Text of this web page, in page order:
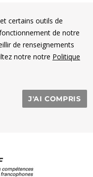
certains outils de
de notre
de renseignements
notre notre Politique
J'AI COMPRIS